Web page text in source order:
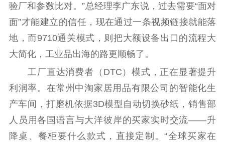
验厂和参数比对。”总经理李广东说，过去需要“面对
面”才能建立的信任，现在通过一条视频链接就能落
地，而9710通关模式，则把大额设备出口的流程大
大简化，工业品出海的路更顺畅了。
工厂直达消费者（DTC）模式，正在显著提升
利润率。在常州中淘家居用品有限公司的智能化生
产车间，打磨机依据3D模型自动切换砂纸，销售部
人员用各国语言与大洋彼岸的买家实时交流——升
降桌、餐柜要什么款式，直接定制。“全球买家在